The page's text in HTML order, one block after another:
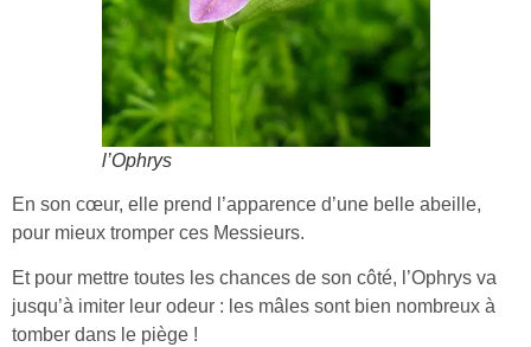
l’Ophrys
En son cœur, elle prend l’apparence d’une belle abeille,
pour mieux tromper ces Messieurs.
Et pour mettre toutes les chances de son côté, l’Ophrys va
jusqu’à imiter leur odeur : les mâles sont bien nombreux à
tomber dans le piège !